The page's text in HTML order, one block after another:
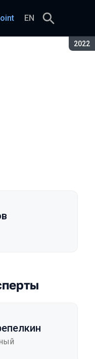
2022
EN